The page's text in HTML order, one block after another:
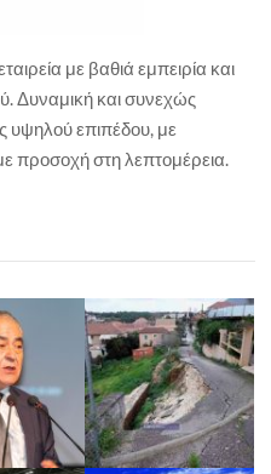
με βαθιά εμπειρία και
Δυναμική και συνεχώς
υψηλού επιπέδου, με
προσοχή στη λεπτομέρεια.